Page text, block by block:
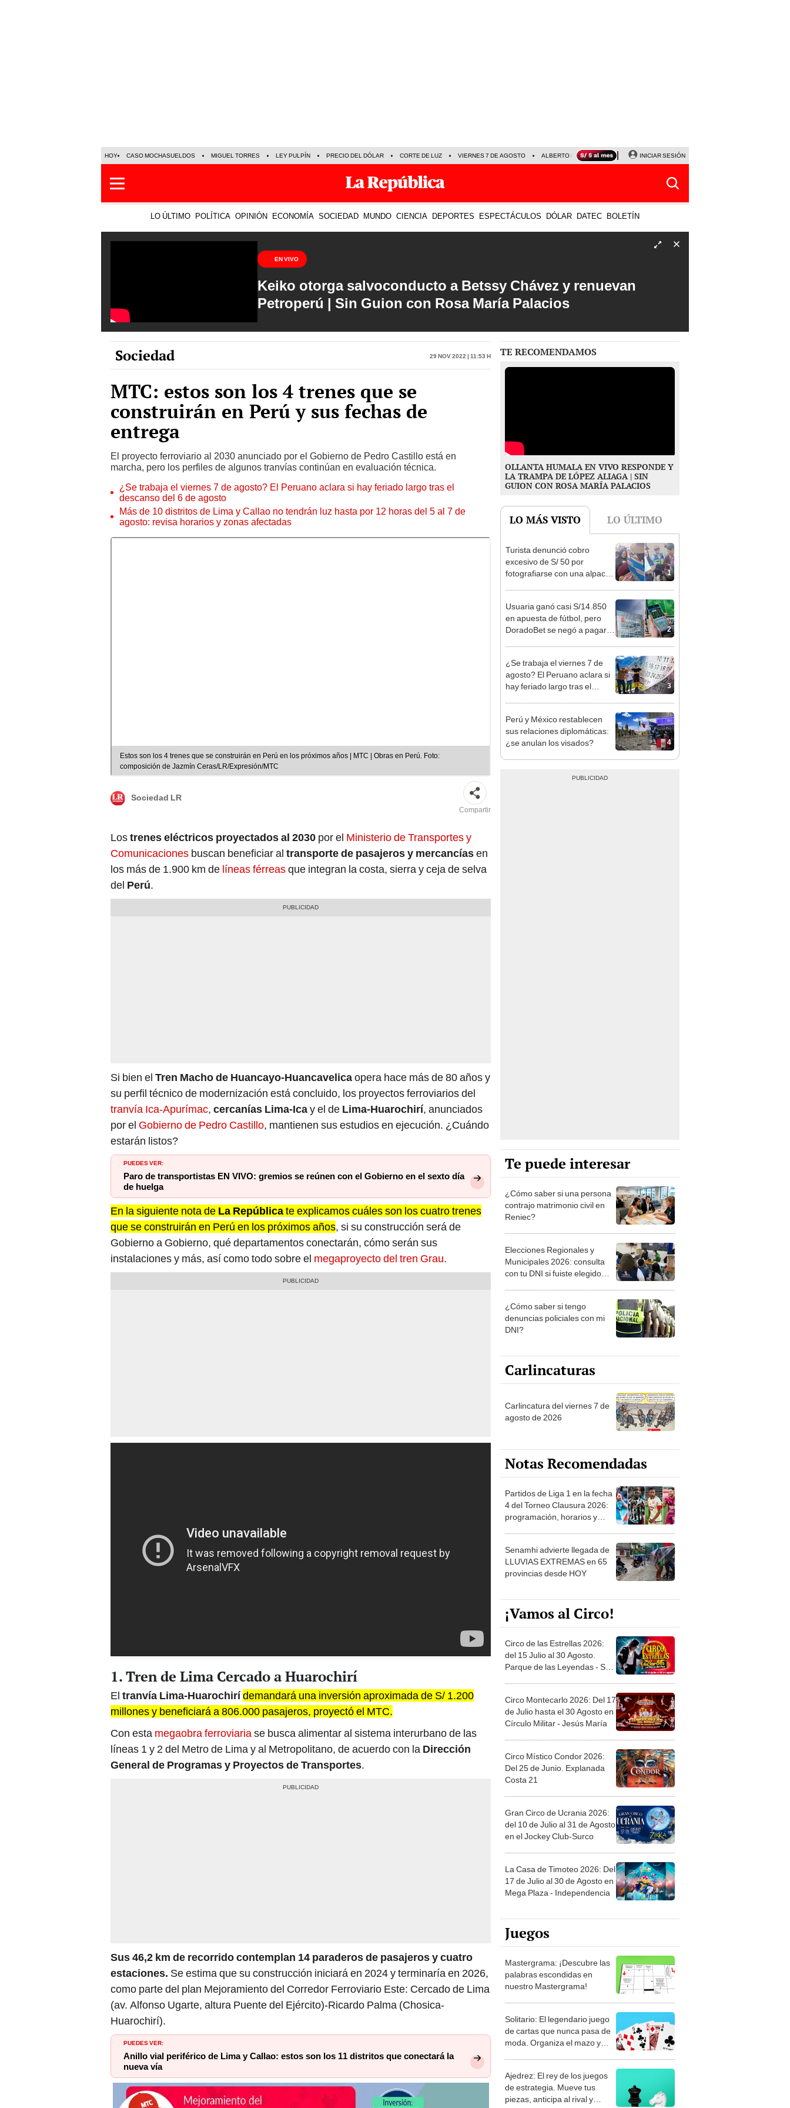
HOY CASO MOCHASUELDOS MIGUEL TORRES LEY PULPÍN PRECIO DEL DÓLAR CORTE DE LUZ VIERNES 7 DE AGOSTO ALBERTO BENAVIDES NALDY SALDAÑA
INICIAR SESIÓN
LO ÚLTIMO POLÍTICA OPINIÓN ECONOMÍA SOCIEDAD MUNDO CIENCIA DEPORTES ESPECTÁCULOS DÓLAR DATEC BOLETÍN
EN VIVO
Keiko otorga salvoconducto a Betssy Chávez y renuevan
Petroperú | Sin Guion con Rosa María Palacios
Sociedad 29 Nov 2022 | 11:53 h
MTC: estos son los 4 trenes que se
construirán en Perú y sus fechas de
entrega
El proyecto ferroviario al 2030 anunciado por el Gobierno de Pedro Castillo está en
marcha, pero los perfiles de algunos tranvías continúan en evaluación técnica.
¿Se trabaja el viernes 7 de agosto? El Peruano aclara si hay feriado largo tras el
descanso del 6 de agosto
Más de 10 distritos de Lima y Callao no tendrán luz hasta por 12 horas del 5 al 7 de
agosto: revisa horarios y zonas afectadas
Estos son los 4 trenes que se construirán en Perú en los próximos años | MTC | Obras en Perú. Foto:
composición de Jazmín Ceras/LR/Expresión/MTC
Sociedad LR
Compartir
Lostrenes eléctricos proyectados al 2030 por el Ministerio de Transportes y
Comunicaciones buscan beneficiar al transporte de pasajeros y mercancíasen
los más de 1.900 km de líneas férreasque integran la costa, sierra y ceja de selva
del Perú.
Si bien el Tren Macho de Huancayo-Huancavelicaopera hace más de 80 años y
su perfil técnico de modernización está concluido, los proyectos ferroviarios del
tranvía Ica-Apurímac, cercanías Lima-Icay el de Lima-Huarochirí, anunciados
por el Gobierno de Pedro Castillo, mantienen sus estudios en ejecución. ¿Cuándo
estarán listos?
PUEDES VER:
Paro de transportistas EN VIVO: gremios se reúnen con el Gobierno en el sexto día
de huelga
En la siguiente nota de La Repúblicate explicamos cuáles son los cuatro trenes
que se construirán en Perú en los próximos años, si su construcción será de
Gobierno a Gobierno, qué departamentos conectarán, cómo serán sus
instalaciones y más, así como todo sobre el megaproyecto del tren Grau.
1. Tren de Lima Cercado a Huarochirí
El tranvía Lima-Huarochirídemandará una inversión aproximada de S/ 1.200
millones y beneficiará a 806.000 pasajeros, proyectó el MTC.
Con esta megaobra ferroviariase busca alimentar al sistema interurbano de las
líneas 1 y 2 del Metro de Lima y al Metropolitano, de acuerdo con la Dirección
General de Programas y Proyectos de Transportes.
Sus 46,2 km de recorrido contemplan 14 paraderos de pasajeros y cuatro
estaciones. Se estima que su construcción iniciará en 2024 y terminaría en 2026,
como parte del plan Mejoramiento del Corredor Ferroviario Este: Cercado de Lima
(av. Alfonso Ugarte, altura Puente del Ejército)-Ricardo Palma (Chosica-
Huarochirí).
PUEDES VER:
Anillo vial periférico de Lima y Callao: estos son los 11 distritos que conectará la
nueva vía
TE RECOMENDAMOS
OLLANTA HUMALA EN VIVO RESPONDE Y
LA TRAMPA DE LÓPEZ ALIAGA | SIN
GUION CON ROSA MARÍA PALACIOS
LO MÁS VISTO LO ÚLTIMO
1
Turista denunció cobro
excesivo de S/ 50 por
fotografiarse con una alpaca
2
Usuaria ganó casi S/14.850
en apuesta de fútbol, pero
DoradoBet se negó a pagar:
3
¿Se trabaja el viernes 7 de
agosto? El Peruano aclara si
hay feriado largo tras el
4
Perú y México restablecen
sus relaciones diplomáticas:
¿se anulan los visados?
Te puede interesar
¿Cómo saber si una persona
contrajo matrimonio civil en
Reniec?
Elecciones Regionales y
Municipales 2026: consulta
con tu DNI si fuiste elegido
la ONPE
¿Cómo saber si tengo
denuncias policiales con mi
DNI?
Carlincaturas
Carlincatura del viernes 7 de
agosto de 2026
Notas Recomendadas
Partidos de Liga 1 en la fecha
4 del Torneo Clausura 2026:
programación, horarios y
Senamhi advierte llegada de
LLUVIAS EXTREMAS en 65
provincias desde HOY
¡Vamos al Circo!
Circo de las Estrellas 2026:
del 15 Julio al 30 Agosto.
Parque de las Leyendas - San
Circo Montecarlo 2026: Del 17
de Julio hasta el 30 Agosto en
Círculo Militar - Jesús María
Circo Místico Condor 2026:
Del 25 de Junio. Explanada
Costa 21
Gran Circo de Ucrania 2026:
del 10 de Julio al 31 de Agosto
en el Jockey Club-Surco
La Casa de Timoteo 2026: Del
17 de Julio al 30 de Agosto en
Mega Plaza - Independencia
Juegos
Mastergrama: ¡Descubre las
palabras escondidas en
nuestro Mastergrama!
Solitario: El legendario juego
de cartas que nunca pasa de
moda. Organiza el mazo y
Ajedrez: El rey de los juegos
de estrategia. Mueve tus
piezas, anticipa al rival y